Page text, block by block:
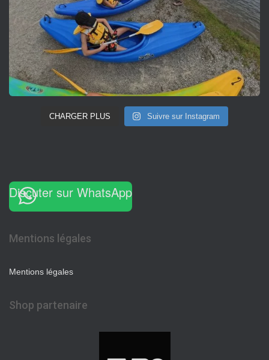
CHARGER PLUS Suivre sur Instagram
Discuter sur WhatsApp
Mentions légales
Mentions légales
Shop partenaire